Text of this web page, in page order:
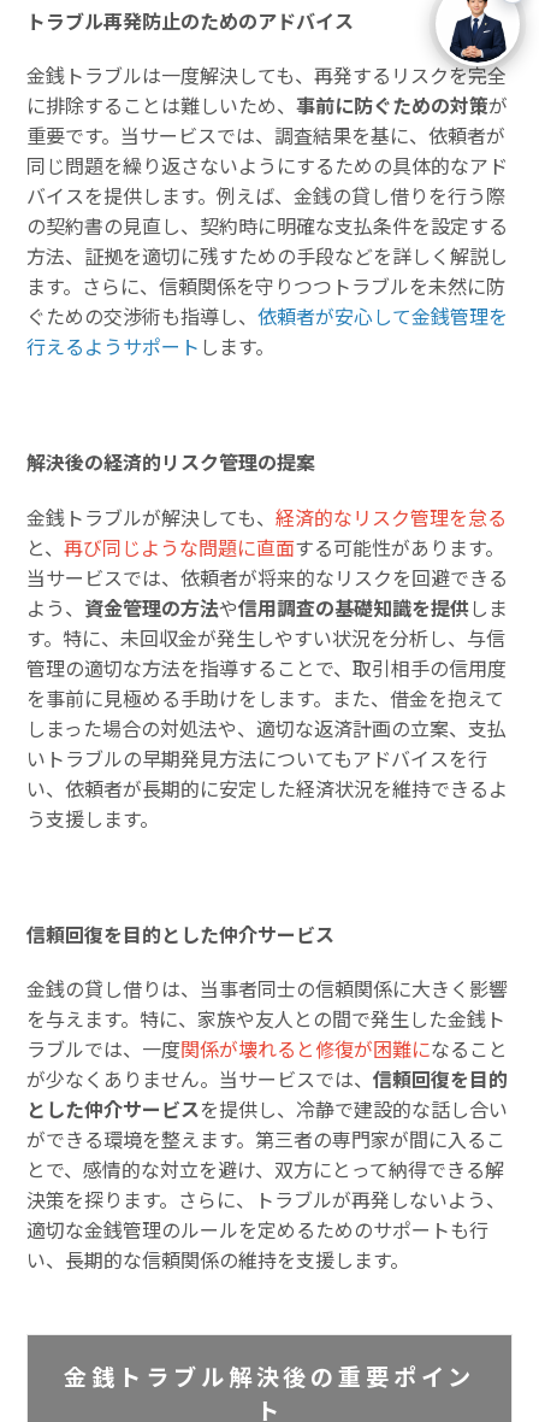
トラブル再発防止のためのアドバイス
金銭トラブルは一度解決しても、再発するリスクを完全
に排除することは難しいため、事前に防ぐための対策が
重要です。当サービスでは、調査結果を基に、依頼者が
同じ問題を繰り返さないようにするための具体的なアド
バイスを提供します。例えば、金銭の貸し借りを行う際
の契約書の見直し、契約時に明確な支払条件を設定する
方法、証拠を適切に残すための手段などを詳しく解説し
ます。さらに、信頼関係を守りつつトラブルを未然に防
ぐための交渉術も指導し、依頼者が安心して金銭管理を
行えるようサポート します。
解決後の経済的リスク管理の提案
金銭トラブルが解決しても、経済的なリスク管理を怠る
と、再び同じような問題に直面する可能性があります。
当サービスでは、依頼者が将来的なリスクを回避できる
よう、 資金管理の方法や信用調査の基礎知識を提供しま
す。特に、未回収金が発生しやすい状況を分析し、与信
管理の適切な方法を指導することで、取引相手の信用度
を事前に見極める手助けをします。また、借金を抱えて
しまった場合の対処法や、適切な返済計画の立案、支払
いトラブルの早期発見方法についてもアドバイスを行
い、依頼者が長期的に安定した経済状況を維持できるよ
う支援します。
信頼回復を目的とした仲介サービス
金銭の貸し借りは、当事者同士の信頼関係に大きく影響
を与えます。特に、家族や友人との間で発生した金銭ト
ラブルでは、一度関係が壊れると修復が困難になること
が少なくありません。当サービスでは、信頼回復を目的
とした仲介サービスを提供し、冷静で建設的な話し合い
ができる環境を整えます。第三者の専門家が間に入るこ
とで、感情的な対立を避け、双方にとって納得できる解
決策を探ります。さらに、トラブルが再発しないよう、
適切な金銭管理のルールを定めるためのサポートも行
い、長期的な信頼関係の維持を支援します。
金銭トラブル解決後の重要ポイン
ト